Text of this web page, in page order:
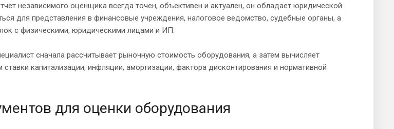
независимого оценщика всегда точен, объективен и актуален, он обладает юридической
для представления в финансовые учреждения, налоговое ведомство, судебные органы, а
с физическими, юридическими лицами и ИП.
сначала рассчитывает рыночную стоимость оборудования, а затем вычисляет
капитализации, инфляции, амортизации, фактора дисконтирования и нормативной
для оценки оборудования